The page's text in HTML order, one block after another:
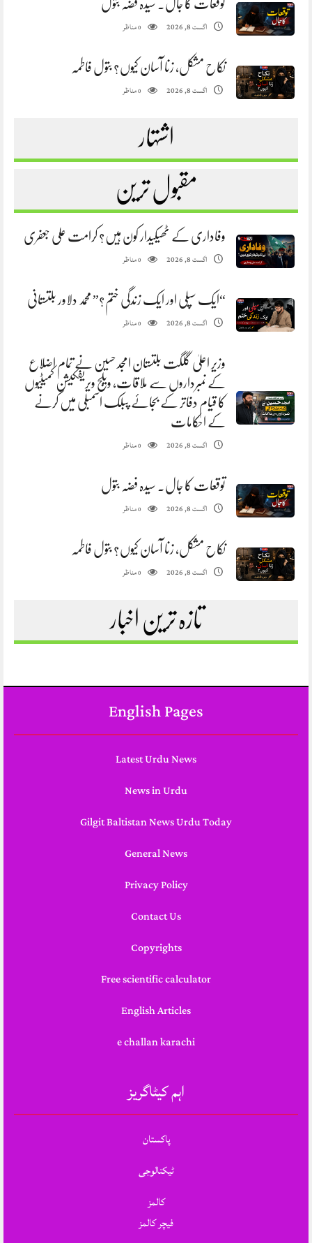
توقعات کا جال. سیدہ فضہ بتول
اگست 8, 2026 0مناظر
نکاح مشکل، زنا آسان کیوں؟ بتول فاطمہ
اگست 8, 2026 0مناظر
اشتہار
مقبول ترین
وفاداری کے ٹھیکیدار کون ہیں؟ کرامت علی جعفری
اگست 8, 2026 0مناظر
“ایک سپلی اور ایک زندگی ختم؟” محمد دلاور بلتستانی
اگست 8, 2026 0مناظر
وزیر اعلیٰ گلگت بلتستان امجد حسین نے تمام اضلاع
کے نمبرداروں سے ملاقات، ویلج ویریفکیشن کمیٹیوں
کا قیام دفاتر کے بجائے پبلک اسمبلی میں کرنے
کے احکامات
اگست 8, 2026 0مناظر
توقعات کا جال. سیدہ فضہ بتول
اگست 8, 2026 0مناظر
نکاح مشکل، زنا آسان کیوں؟ بتول فاطمہ
اگست 8, 2026 0مناظر
تازہ ترین اخبار
English Pages
Latest Urdu News
News in Urdu
Gilgit Baltistan News Urdu Today
General News
Privacy Policy
Contact Us
Copyrights
Free scientific calculator
English Articles
e challan karachi
اہم کیٹاگریز
پاکستان
ٹیکنالوجی
کالمز
فیچر کالمز